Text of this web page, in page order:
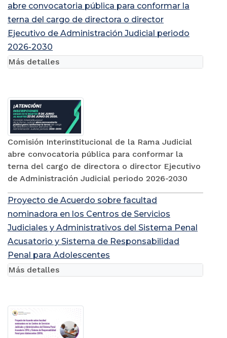
abre convocatoria pública para conformar la
terna del cargo de directora o director
Ejecutivo de Administración Judicial periodo
2026-2030
Comisión Interinstitucional de la Rama Judicial
abre convocatoria pública para conformar la
terna del cargo de directora o director Ejecutivo
de Administración Judicial periodo 2026-2030
Más detalles
Proyecto de Acuerdo sobre facultad
nominadora en los Centros de Servicios
Judiciales y Administrativos del Sistema Penal
Acusatorio y Sistema de Responsabilidad
Penal para Adolescentes
Más detalles